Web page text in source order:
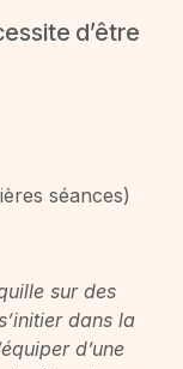
d’être
séances)
sur des
dans la
d’une